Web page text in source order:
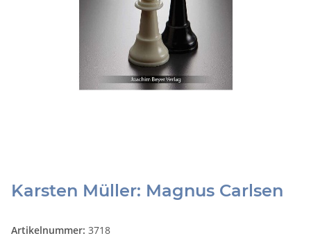
Karsten Müller: Magnus Carlsen
Artikelnummer: 3718